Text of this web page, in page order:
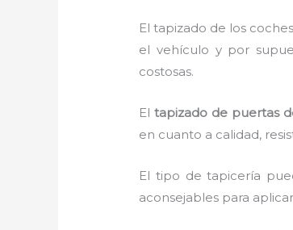
El tapizado de los
el vehículo y por
costosas.
El tapizado de puertas
en cuanto a calidad,
El tipo de tapicería
aconsejables para